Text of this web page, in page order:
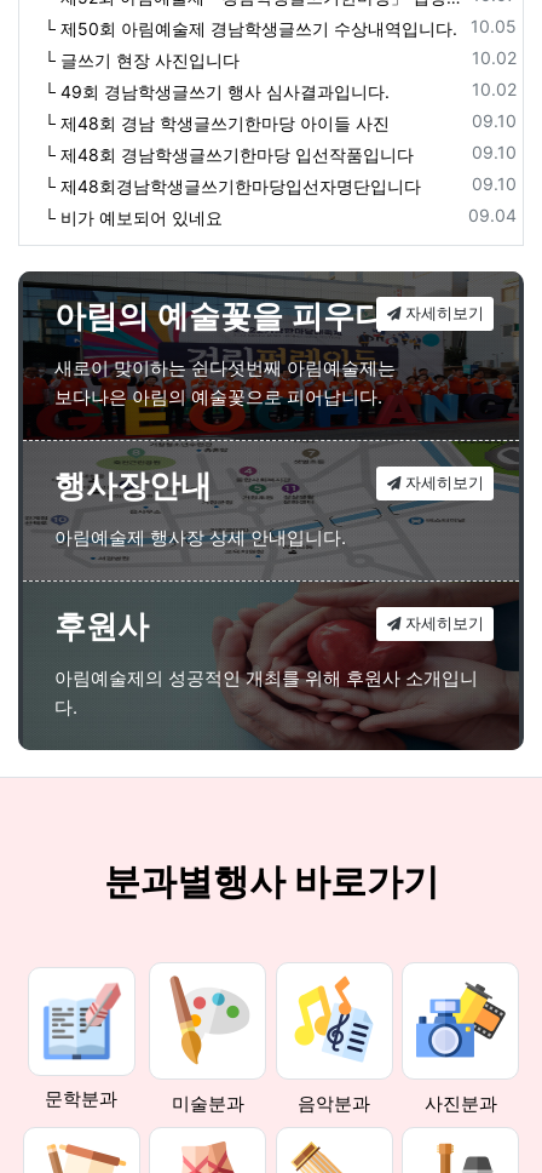
등록일
10.05
└ 제50회 아림예술제 경남학생글쓰기 수상내역입니다.
등록일
10.02
└ 글쓰기 현장 사진입니다
등록일
10.02
└ 49회 경남학생글쓰기 행사 심사결과입니다.
등록일
09.10
└ 제48회 경남 학생글쓰기한마당 아이들 사진
등록일
09.10
└ 제48회 경남학생글쓰기한마당 입선작품입니다
등록일
09.10
└ 제48회경남학생글쓰기한마당입선자명단입니다
등록일
09.04
└ 비가 예보되어 있네요
아림의 예술꽃을 피우다
새로이 맞이하는 쉰다섯번째 아림예술제는
보다나은 아림의 예술꽃으로 피어납니다.
자세히보기
행사장안내
아림예술제 행사장 상세 안내입니다.
자세히보기
후원사
아림예술제의 성공적인 개최를 위해 후원사 소개입니
다.
자세히보기
분과별행사 바로가기
문학분과 미술분과 음악분과 사진분과